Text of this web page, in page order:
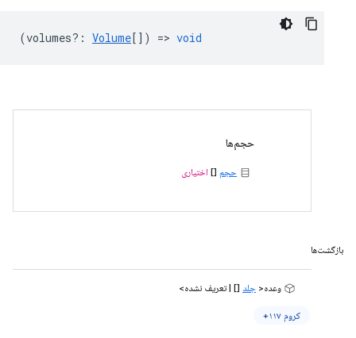
(volumes? : Volume[]) => void
حجم‌ها
حجم [] اختیاری
بازگشت‌ها
وعده< جلد [] | تعریف نشده>
کروم ۱۱۷+